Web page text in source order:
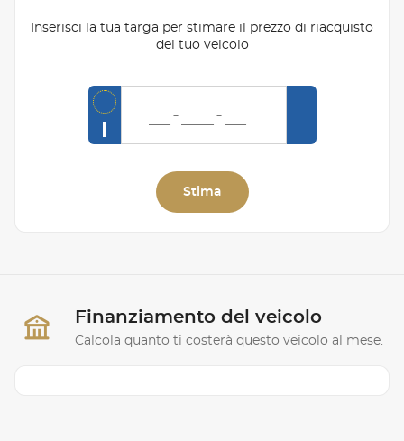
Inserisci la tua targa per stimare il prezzo di riacquisto
del tuo veicolo
Stima
Finanziamento del veicolo
Calcola quanto ti costerà questo veicolo al mese.